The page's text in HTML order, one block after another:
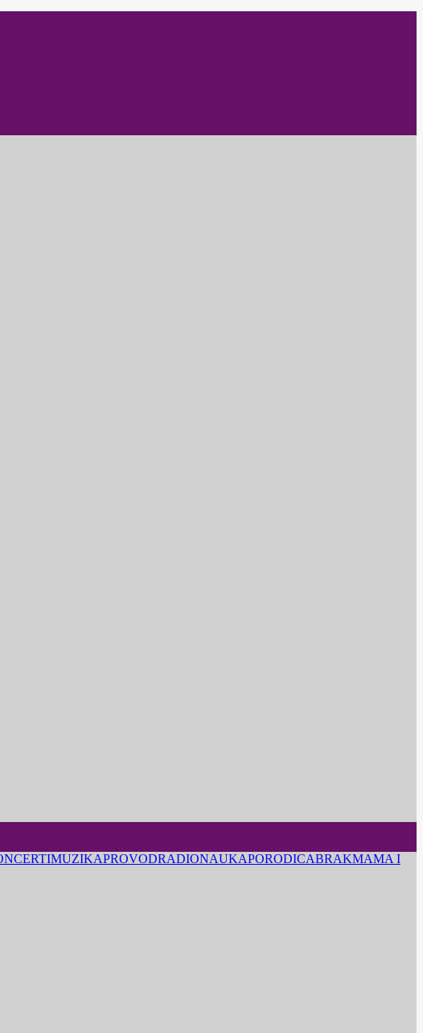
MUZIKAPROVODRADIONAUKAPORODICABRAKMAMA I